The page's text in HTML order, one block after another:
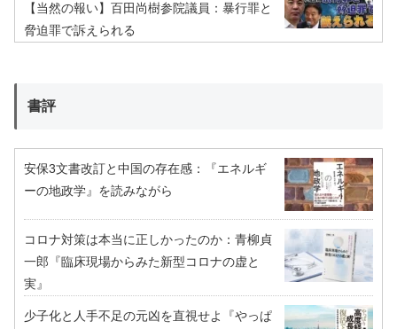
【当然の報い】百田尚樹参院議員：暴行罪と
脅迫罪で訴えられる
書評
安保3文書改訂と中国の存在感：『エネルギ
ーの地政学』を読みながら
コロナ対策は本当に正しかったのか：青柳貞
一郎『臨床現場からみた新型コロナの虚と
実』
少子化と人手不足の元凶を直視せよ『やっぱ